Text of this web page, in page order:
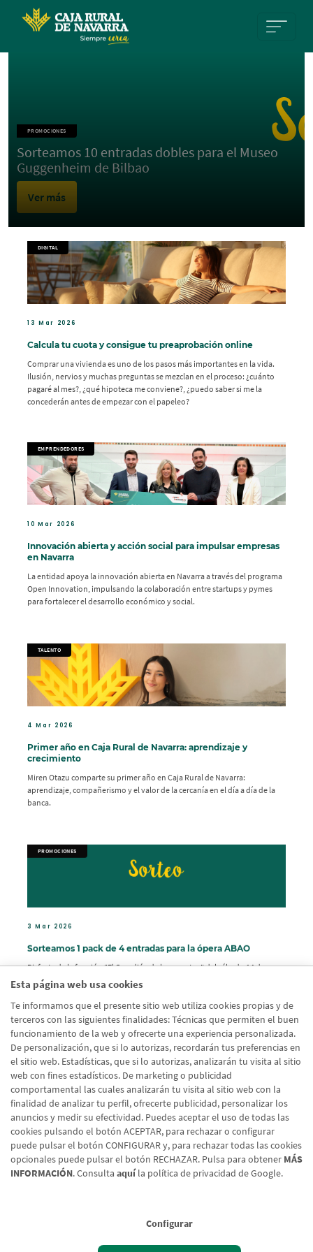
Esta página web usa cookies
Te informamos que el presente sitio web utiliza cookies propias y de
terceros con las siguientes finalidades: Técnicas que permiten el buen
funcionamiento de la web y ofrecerte una experiencia personalizada.
De personalización, que si lo autorizas, recordarán tus preferencias en
el sitio web. Estadísticas, que si lo autorizas, analizarán tu visita al sitio
web con fines estadísticos. De marketing o publicidad
comportamental las cuales analizarán tu visita al sitio web con la
finalidad de analizar tu perfil, ofrecerte publicidad, personalizar los
anuncios y medir su efectividad. Puedes aceptar el uso de todas las
cookies pulsando el botón ACEPTAR, para rechazar o configurar
puede pulsar el botón CONFIGURAR y, para rechazar todas las cookies
opcionales puede pulsar el botón RECHAZAR. Pulsa para obtener MÁS
INFORMACIÓN. Consulta aquíla política de privacidad de Google.
Configurar
PROMOCIONES
Sorteamos 10 entradas dobles para el Museo
Guggenheim de Bilbao
Ver más
DIGITAL
13 Mar 2026
Calcula tu cuota y consigue tu preaprobación online
Comprar una vivienda es uno de los pasos más importantes en la vida.
Ilusión, nervios y muchas preguntas se mezclan en el proceso: ¿cuánto
pagaré al mes?, ¿qué hipoteca me conviene?, ¿puedo saber si me la
concederán antes de empezar con el papeleo?
EMPRENDEDORES
10 Mar 2026
Innovación abierta y acción social para impulsar empresas
en Navarra
La entidad apoya la innovación abierta en Navarra a través del programa
Open Innovation, impulsando la colaboración entre startups y pymes
para fortalecer el desarrollo económico y social.
TALENTO
4 Mar 2026
Primer año en Caja Rural de Navarra: aprendizaje y
crecimiento
Miren Otazu comparte su primer año en Caja Rural de Navarra:
aprendizaje, compañerismo y el valor de la cercanía en el día a día de la
banca.
PROMOCIONES
3 Mar 2026
Sorteamos 1 pack de 4 entradas para la ópera ABAO
Disfruta de la función "El Guardián de los cuentos" del sábado 14 de
marzo de 2026 a las 18h
Paginación‹Página
anterior
8 9 10 11 12 ›